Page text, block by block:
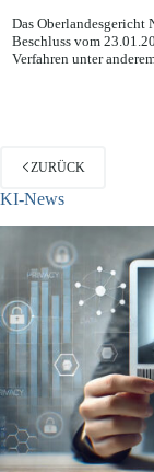
26.03.2013
Das Oberlandesgericht
Beschluss vom
ZURÜCK
KI-News